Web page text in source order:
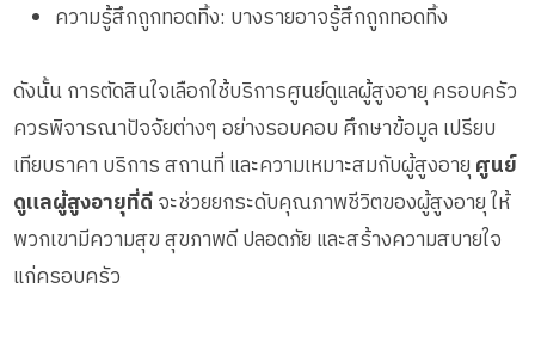
ความรู้สึกถูกทอดทิ้ง: บางรายอาจรู้สึกถูกทอดทิ้ง
ดังนั้น การตัดสินใจเลือกใช้บริการศูนย์ดูแลผู้สูงอายุ ครอบครัว
ควรพิจารณาปัจจัยต่างๆ อย่างรอบคอบ ศึกษาข้อมูล เปรียบ
เทียบราคา บริการ สถานที่ และความเหมาะสมกับผู้สูงอายุศูนย์
ดูแลผู้สูงอายุที่ดีจะช่วยยกระดับคุณภาพชีวิตของผู้สูงอายุ ให้
พวกเขามีความสุข สุขภาพดี ปลอดภัย และสร้างความสบายใจ
แก่ครอบครัว